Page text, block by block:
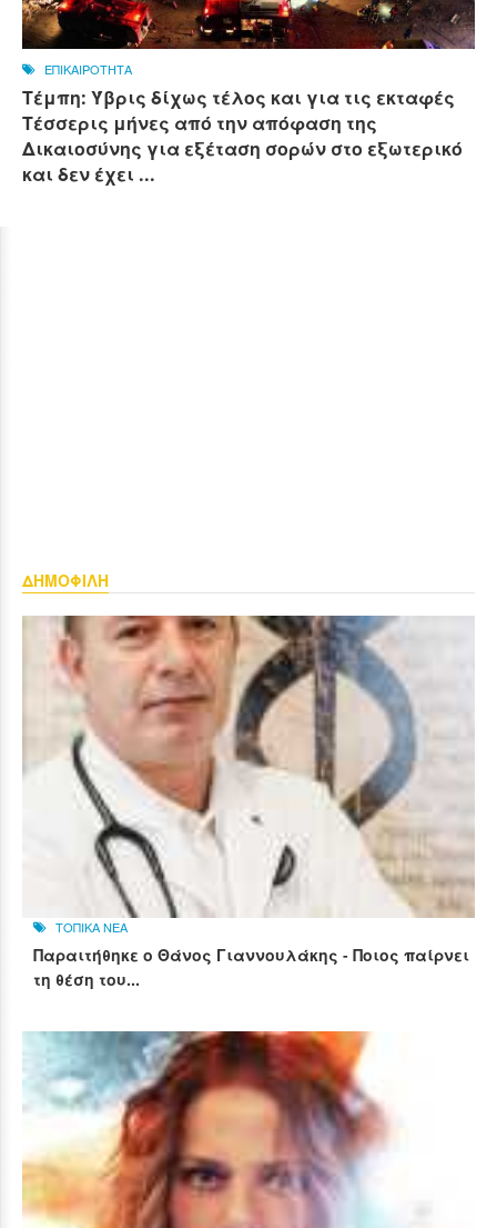
ΕΠΙΚΑΙΡΟΤΗΤΑ
Τέμπη: Ύβρις δίχως τέλος και για τις εκταφές
Τέσσερις μήνες από την απόφαση της
Δικαιοσύνης για εξέταση σορών στο εξωτερικό
και δεν έχει ...
ΔΗΜΟΦΙΛΗ
ΤΟΠΙΚΑ ΝΕΑ
Παραιτήθηκε ο Θάνος Γιαννουλάκης - Ποιος παίρνει
τη θέση του...